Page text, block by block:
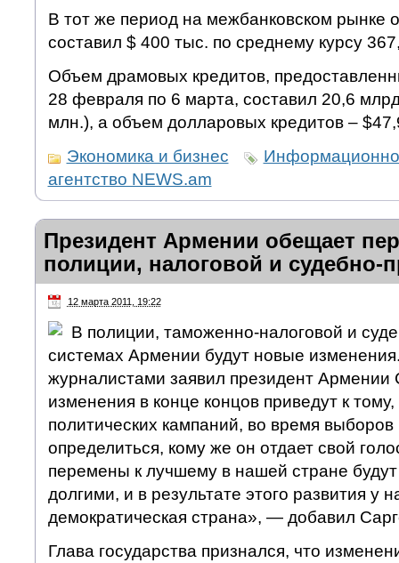
В тот же период на межбанковском рынке
составил $ 400 тыс. по среднему курсу
Объем драмовых кредитов,
28 февраля по 6 марта, составил 20,6
млн.), а объем долларовых кредитов –
Экономика и бизнес
агентство NEWS.am
Президент Армении обещает
полиции, налоговой и судебно-
12 марта 2011, 19:22
В полиции, таможенно-налоговой и
системах Армении будут новые
журналистами заявил президент
изменения в конце концов приведут к
политических кампаний, во время
определиться, кому же он отдает свой
перемены к лучшему в нашей стране
долгими, и в результате этого развития у
демократическая страна», — добавил
Глава государства признался, что